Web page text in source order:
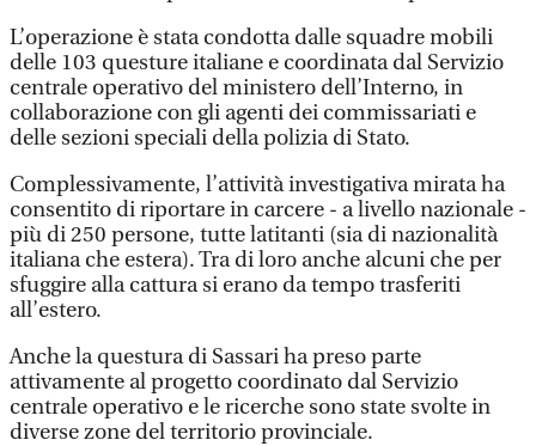
L’operazione è stata condotta dalle squadre mobili
delle 103 questure italiane e coordinata dal Servizio
centrale operativo del ministero dell’Interno, in
collaborazione con gli agenti dei commissariati e
delle sezioni speciali della polizia di Stato.
Complessivamente, l’attività investigativa mirata ha
consentito di riportare in carcere - a livello nazionale -
più di 250 persone, tutte latitanti (sia di nazionalità
italiana che estera). Tra di loro anche alcuni che per
sfuggire alla cattura si erano da tempo trasferiti
all’estero.
Anche la questura di Sassari ha preso parte
attivamente al progetto coordinato dal Servizio
centrale operativo e le ricerche sono state svolte in
diverse zone del territorio provinciale.